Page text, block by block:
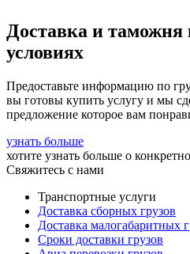
Доставка и
условиях
Предоставьте информацию по
вы готовы купить услугу и мы
предложение которое вам
узнать больше
хотите узнать больше о
Свяжитесь с нами
Транспортные услуги
Доставка сборных грузов
Доставка малогабаритных
Сроки доставки грузов